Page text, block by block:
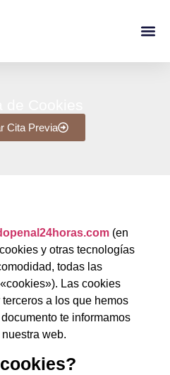
Cita Previa
(en
y otras tecnologías
todas las
Las cookies
a los que hemos
te informamos
web.